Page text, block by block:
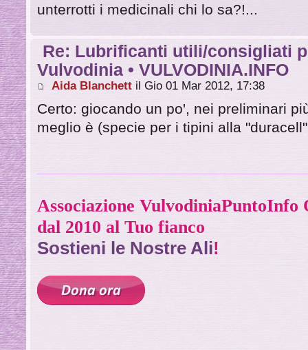
unterrotti i medicinali chi lo sa?!...
Re: Lubrificanti utili/consigliati
Vulvodinia • VULVODINIA.INFO
Aida Blanchett il Gio 01 Mar 2012, 17:38
Certo: giocando un po', nei preliminari
meglio è (specie per i tipini alla
Associazione VulvodiniaPuntoInfo
dal 2010 al Tuo fianco
Sostieni le Nostre Ali!